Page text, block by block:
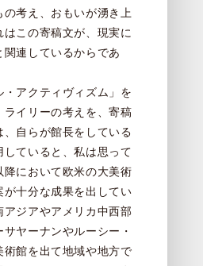
の考え、おもいが湧き上
この寄稿文が、現実に
関連しているからであ
・アクティヴィズム」を
ライリーの考えを、寄稿
、自らが館長をしている
していると、私は思って
降において欧米の大美術
が十分な成果を出してい
アジアやアメリカ中西部
ヤーナンやルーシー・
術館を出て地域や地方で